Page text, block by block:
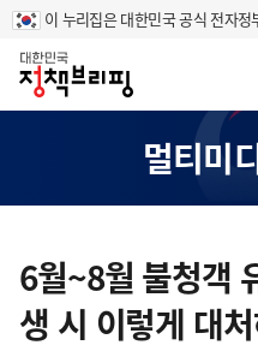
이 누리집은 대한민국 공식 전자정
홈
멀티미
텐
츠
영
6월~8월 불청객
생 시 이렇게 대